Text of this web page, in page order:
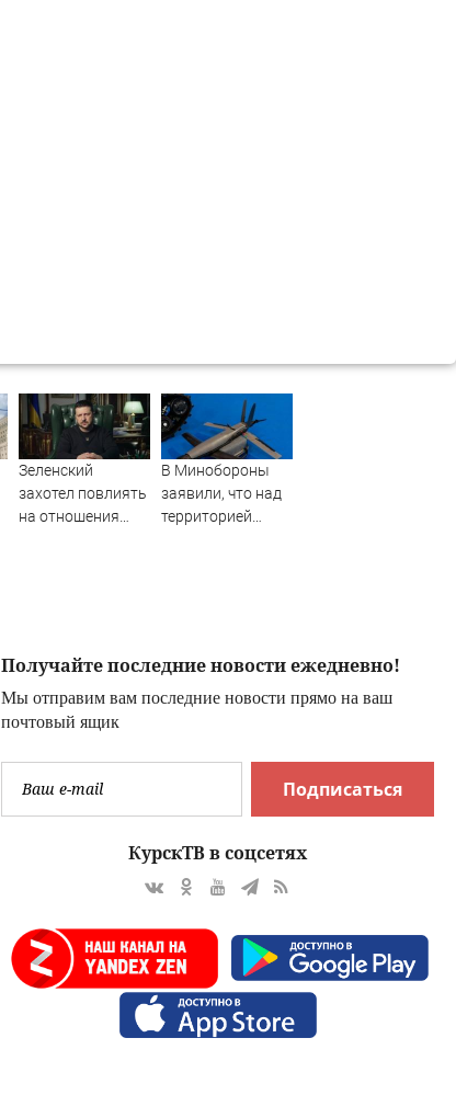
Зеленский
захотел повлиять
на отношения
В Минобороны
заявили, что над
территорией
Получайте последние новости ежедневно!
Мы отправим вам последние новости прямо на ваш
почтовый ящик
Подписаться
КурскТВ в соцсетях